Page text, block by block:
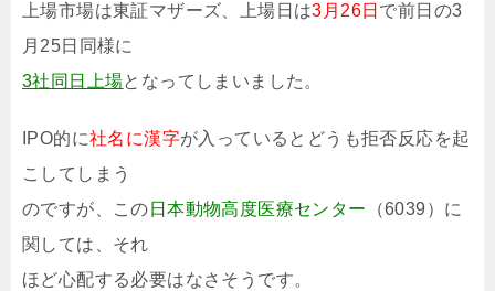
上場市場は東証マザーズ、上場日は3月26日 で前日の3
月25日同様に
3社同日上場となってしまいました。
IPO的に社名に漢字が入っているとどうも拒否反応を起
こしてしまう
のですが、この 日本動物高度医療センター （6039）に
関しては、それ
ほど心配する必要はなさそうです。